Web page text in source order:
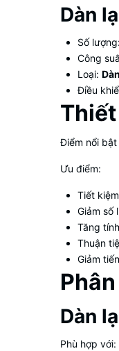
Dàn
Số
Công
Loại:
Điều
Điểm nổi bật
Ưu điểm:
Tiết
Giảm số
Tăng
Thuận
Giảm
Dàn
Phù hợp với: